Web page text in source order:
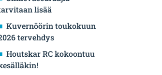
lisää
Kuvernöörin toukokuun
tervehdys
Houtskar RC kokoontuu